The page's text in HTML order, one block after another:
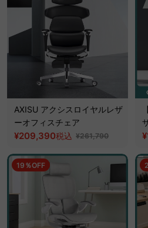
AXISU アクシスロイヤルレザ
ーオフィスチェア
¥209,390税込 ¥261,790
19％OFF